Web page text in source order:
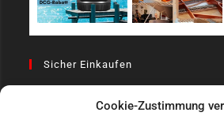
Cookie-Zustimmung
Sicher Einkaufen